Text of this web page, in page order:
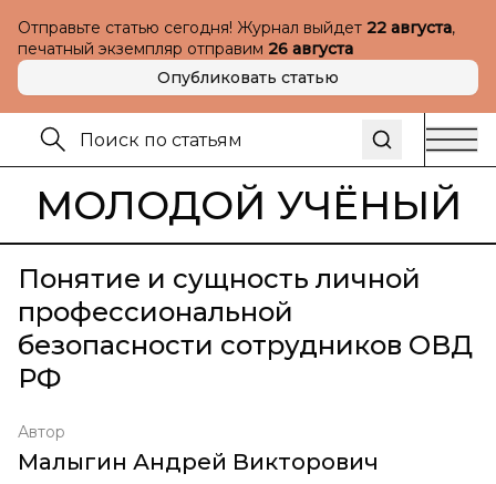
Отправьте статью сегодня! Журнал выйдет 22 августа,
печатный экземпляр отправим 26 августа
Опубликовать статью
МОЛОДОЙ УЧЁНЫЙ
Понятие и сущность личной
профессиональной
безопасности сотрудников ОВД
РФ
Автор
Малыгин Андрей Викторович